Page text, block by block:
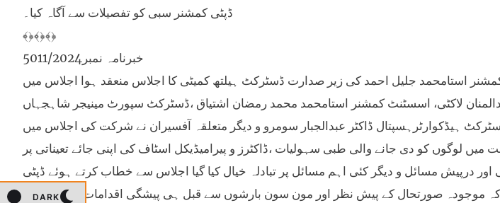
DARK
ڈپٹی کمشنر سبی کو تفصیلات سے آگاہ کیا۔
﴾﴿﴾﴿﴾﴿
خبرنامہ نمبر5011/2024
2024:ڈپٹی کمشنر استامحمد جلیل احمد کی زیر صدارت ڈسٹرکٹ ہیلتھ کمیٹی کا اجلاس منعقد ہوا اجلاس میں
لاکٹی، اسسٹنٹ کمشنر استامحمد محمد رمضان اشتیاق ،ڈسٹرکٹ سپورٹ مینیجر شاہجہاں
ہیڈکوارٹرہسپتال ڈاکٹر عبدالجبار سومرو و دیگر متعلقہ آفسیران نے شرکت کی اجلاس میں
میں لوگوں کو دی جانے والی طبی سہولیات ،ڈاکٹرز و پیرامیڈیکل اسٹاف کی اپنی جائے تعیناتی پر
درپیش مسائل و دیگر کئی اہم مسائل پر تبادلہ خیال کیا گیا اجلاس سے خطاب کرتے ہوئے ڈپٹی
موجودہ صورتحال کے پیش نظر اور مون سون بارشوں سے قبل ہی پیشگی اقدامات اٹھائے جائیں